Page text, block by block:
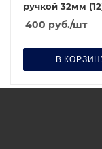
ручкой 32мм
(6020320)
400 руб./шт
В